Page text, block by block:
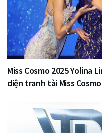
Miss Cosmo 2025 Yolina
diện tranh tài Miss